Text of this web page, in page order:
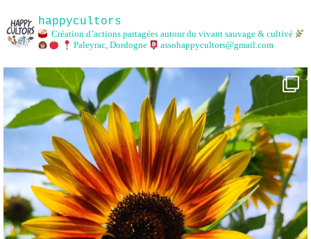
happycultors
Création d’actions partagées autour du vivant sauvage & cultivé
Paleyrac, Dordogne
assohappycultors@gmail.com